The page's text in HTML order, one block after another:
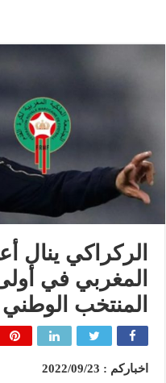
الركراكي ينال
المغربي في
المنتخب الوطني
اخباركم : 2022/09/23